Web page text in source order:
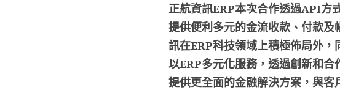
正航資訊ERP本次合作透過API方
提供便利多元的金流收款、付款
訊在ERP科技領域上積極佈局外
以ERP多元化服務，透過創新和
提供更全面的金融解決方案，與客